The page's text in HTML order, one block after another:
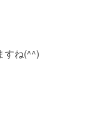
すね(^^)